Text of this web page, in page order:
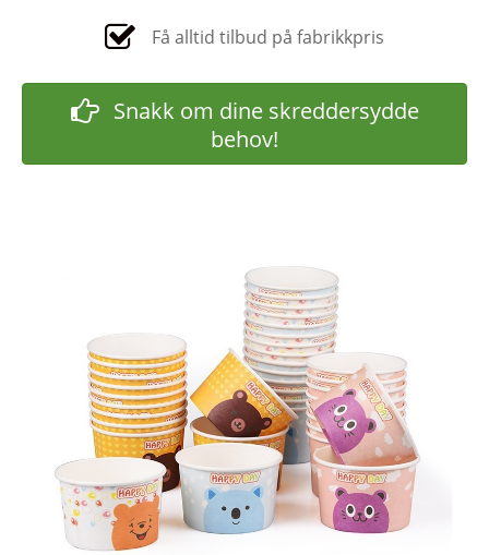
Få alltid tilbud på fabrikkpris
Snakk om dine skreddersydde
behov!